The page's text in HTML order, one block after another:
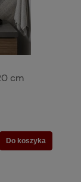
cm
Do koszyka